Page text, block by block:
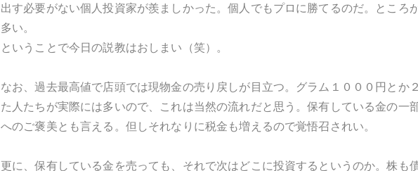
出す必要がない個人投資家が羨ましかった。個人でもプロに勝てるのだ。とこ
多い。
ということで今日の説教はおしまい（笑）。
なお、過去最高値で店頭では現物金の売り戻しが目立つ。グラム１０００円と
た人たちが実際には多いので、これは当然の流れだと思う。保有している金の
へのご褒美とも言える。但しそれなりに税金も増えるので覚悟召されい。
更に、保有している金を売っても、それで次はどこに投資するというのか。株